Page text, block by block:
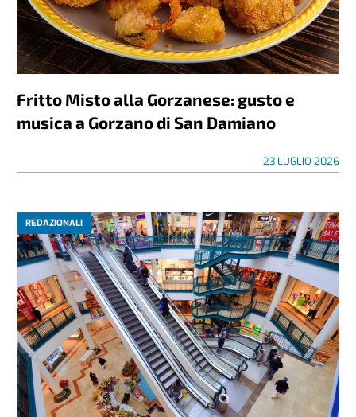
Fritto Misto alla Gorzanese: gusto e
musica a Gorzano di San Damiano
23 LUGLIO 2026
REDAZIONALI